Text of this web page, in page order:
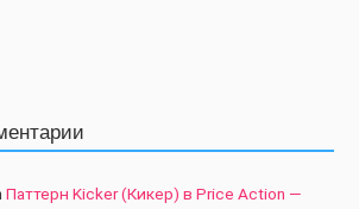
Паттерн Kicker (Кикер) в Price Action —